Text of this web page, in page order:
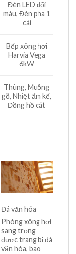
Đèn LED đổi
màu, Đèn pha 1
cái
Bếp xông hơi
Harvia Vega
6kW
Thùng, Muỗng
gỗ, Nhiệt ẩm kế,
Đồng hồ cát
Đá văn hóa
Phòng xông hơi
sang trọng
được trang bị đá
văn hóa, bao